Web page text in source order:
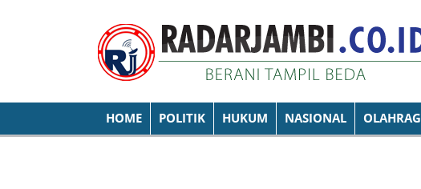
HOME POLITIK HUKUM NASIONAL